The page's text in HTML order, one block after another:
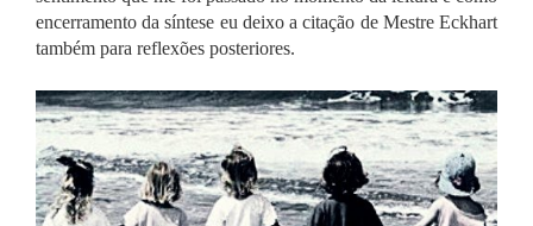
encerramento da síntese eu deixo a citação de Mestre Eckhart
também para reflexões posteriores.